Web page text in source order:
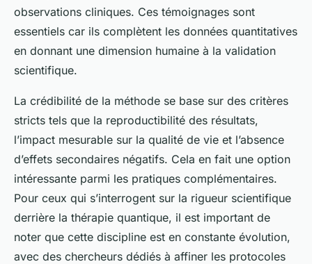
observations cliniques. Ces témoignages sont
essentiels car ils complètent les données quantitatives
en donnant une dimension humaine à la validation
scientifique.
La crédibilité de la méthode se base sur des critères
stricts tels que la reproductibilité des résultats,
l’impact mesurable sur la qualité de vie et l’absence
d’effets secondaires négatifs. Cela en fait une option
intéressante parmi les pratiques complémentaires.
Pour ceux qui s’interrogent sur la rigueur scientifique
derrière la thérapie quantique, il est important de
noter que cette discipline est en constante évolution,
avec des chercheurs dédiés à affiner les protocoles